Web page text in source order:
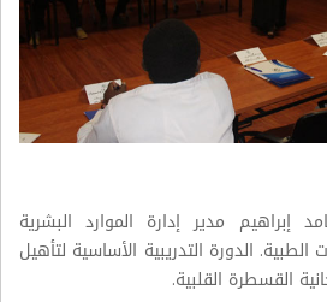
إبراهيم مدير إدارة الموارد البشرية
الدورة التدريبية الأساسية لتأهيل
القسطرة القلبية.